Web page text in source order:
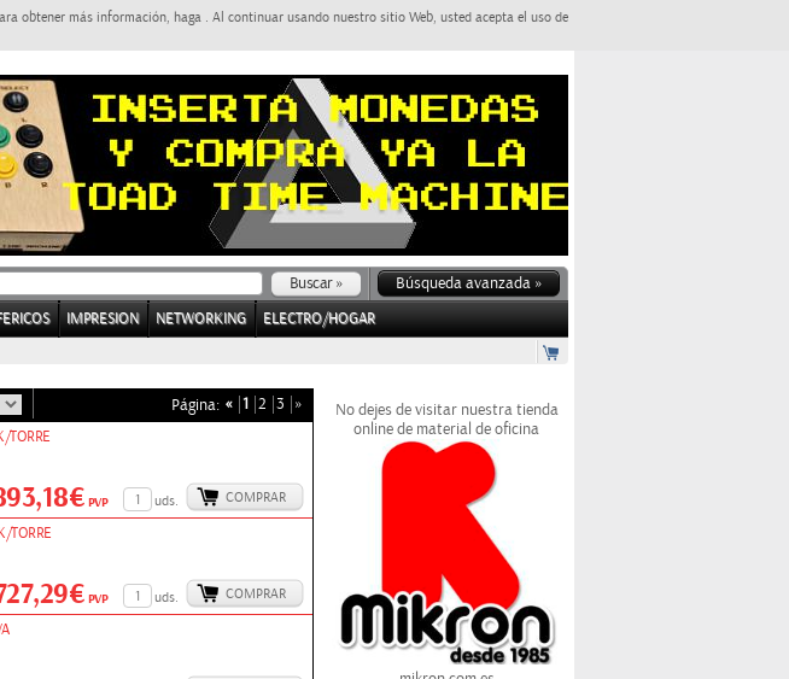
obtener más información, haga . Al continuar usando nuestro sitio Web, usted acepta el uso de
Búsqueda avanzada »
IMPRESION NETWORKING ELECTRO/HOGAR
Página: « 1 2 3 »
TORRE
uds. COMPRAR
PVP
TORRE
uds. COMPRAR
PVP
No dejes de visitar nuestra tienda
online de material de oficina